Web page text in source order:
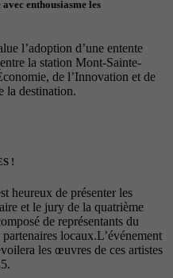
enthousiasme les
l’adoption d’une entente
la station Mont-Sainte-
de l’Innovation et de
la destination.
!
heureux de présenter les
et le jury de la quatrième
de représentants du
locaux.L’événement
les œuvres de ces artistes